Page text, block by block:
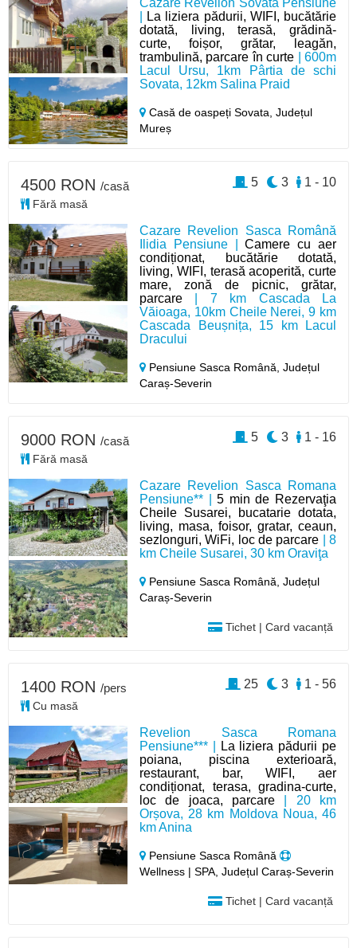
Cazare Revelion Sovata Pensiune
La liziera pădurii, WIFI, bucătărie
dotată, living, terasă, grădină-
curte, foișor, grătar, leagăn,
trambulină, parcare în curte | 600m
Lacul Ursu, 1km Pârtia de schi
Sovata, 12km Salina Praid
Casă de oaspeți Sovata,Județul
Mureș
Cazare Revelion Sasca Română
Ilidia Pensiune |Camere cu aer
condiționat, bucătărie dotată,
living, WIFI, terasă acoperită, curte
mare, zonă de picnic, grătar,
parcare | 7 km Cascada La
Văioaga, 10km Cheile Nerei, 9 km
Cascada Beușnița, 15 km Lacul
Dracului
Pensiune Sasca Română,Județul
Caraș-Severin
4500 RON /casă
Fără masă
1 - 10
3
5
Cazare Revelion Sasca Romana
Pensiune** |5 min de Rezervaţia
Cheile Susarei, bucatarie dotata,
living, masa, foisor, gratar, ceaun,
sezlonguri, WiFi, loc de parcare | 8
km Cheile Susarei, 30 km Oraviţa
Pensiune Sasca Română,Județul
Caraș-Severin
Tichet | Card vacanță
9000 RON /casă
Fără masă
1 - 16
3
5
Revelion Sasca Romana
Pensiune*** |
La liziera pădurii pe
poiana, piscina exterioară,
restaurant, bar, WIFI, aer
condiționat, terasa, gradina-curte,
loc de joaca, parcare | 20 km
Orșova, 28 km Moldova Noua, 46
km Anina
Pensiune Sasca Română
Wellness | SPA, Județul Caraș-Severin
Tichet | Card vacanță
1400 RON /pers
Cu masă
1 - 56
3
25